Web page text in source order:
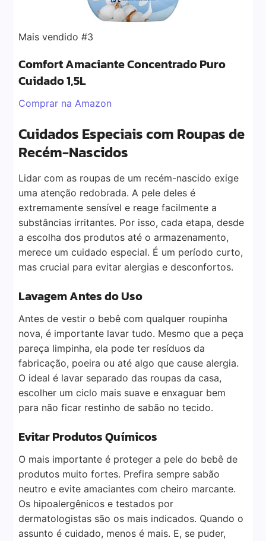
Mais vendido #3
Comfort Amaciante Concentrado Puro
Cuidado 1,5L
Comprar na Amazon
Cuidados Especiais com Roupas de
Recém-Nascidos
Lidar com as roupas de um recém-nascido exige
uma atenção redobrada. A pele deles é
extremamente sensível e reage facilmente a
substâncias irritantes. Por isso, cada etapa, desde
a escolha dos produtos até o armazenamento,
merece um cuidado especial. É um período curto,
mas crucial para evitar alergias e desconfortos.
Lavagem Antes do Uso
Antes de vestir o bebê com qualquer roupinha
nova, é importante lavar tudo. Mesmo que a peça
pareça limpinha, ela pode ter resíduos da
fabricação, poeira ou até algo que cause alergia.
O ideal é lavar separado das roupas da casa,
escolher um ciclo mais suave e enxaguar bem
para não ficar restinho de sabão no tecido.
Evitar Produtos Químicos
O mais importante é proteger a pele do bebê de
produtos muito fortes. Prefira sempre sabão
neutro e evite amaciantes com cheiro marcante.
Os hipoalergênicos e testados por
dermatologistas são os mais indicados. Quando o
assunto é cuidado, menos é mais. E, se puder,